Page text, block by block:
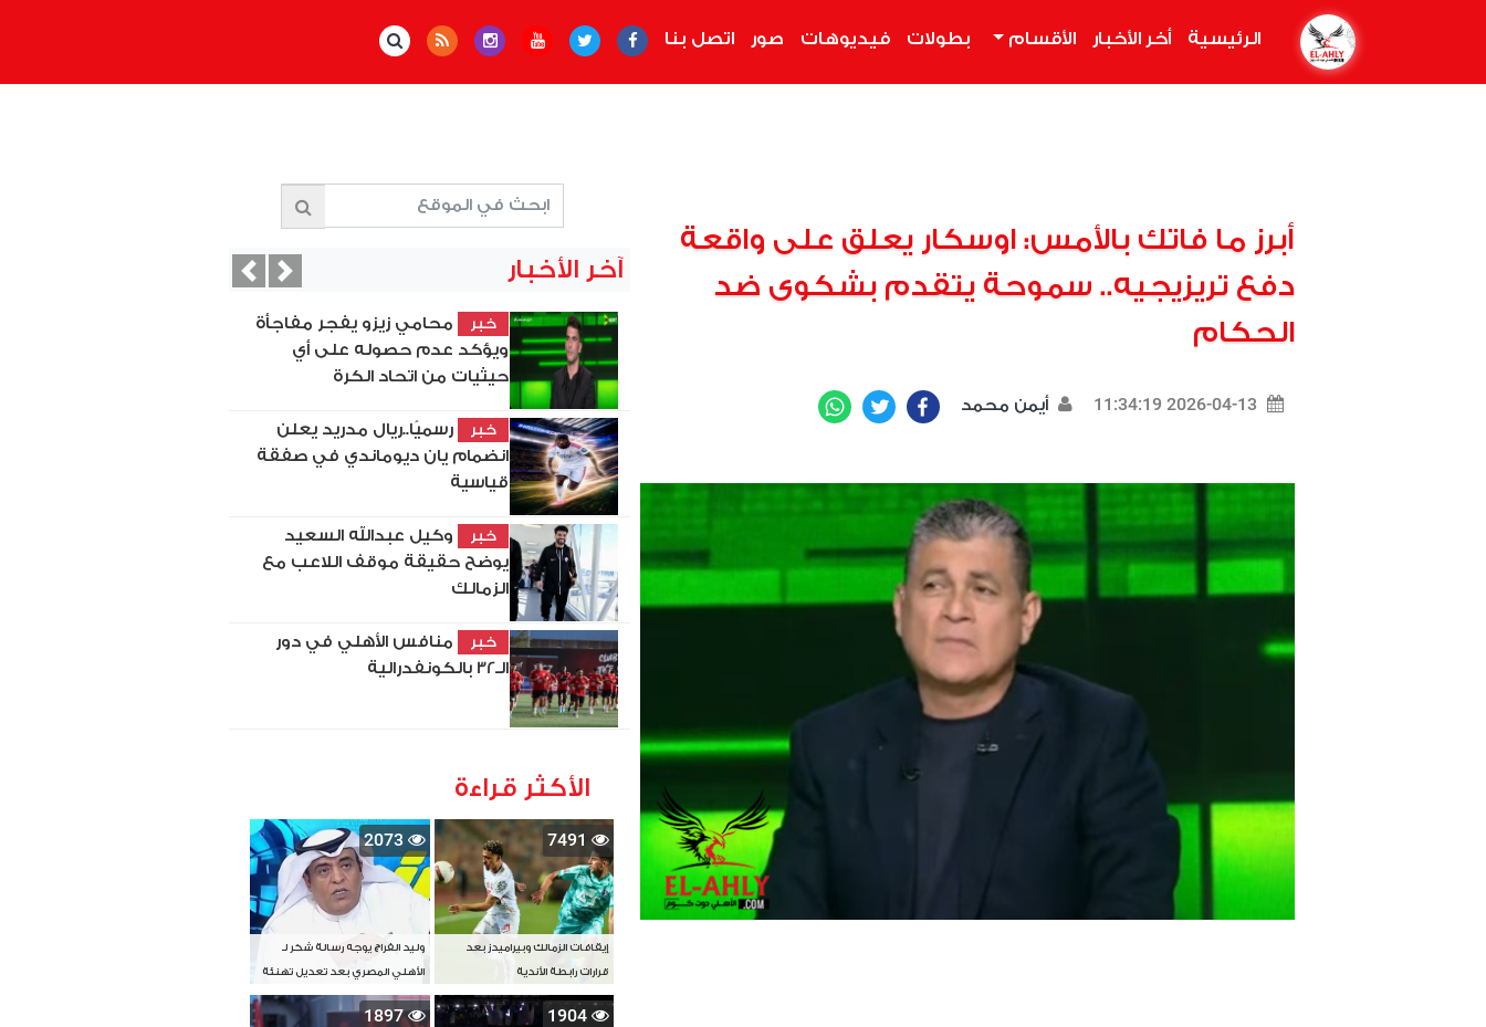
الرئيسية أخر الأخبار الأقسام بطولات فيديوهات صور اتصل بنا
أبرز ما فاتك بالأمس: اوسكار يعلق على واقعة
دفع تريزيجيه.. سموحة يتقدم بشكوى ضد
الحكام
2026-04-13 11:34:19 أيمن محمد Facebook
Twitter
آخر الأخبار
خبر
محامي زيزو يفجر مفاجأة
ويؤكد عدم حصوله على أي
حيثيات من اتحاد الكرة
خبر
رسميًا..ريال مدريد يعلن
انضمام يان ديوماندي في صفقة
قياسية
خبر
وكيل عبدالله السعيد
يوضح حقيقة موقف اللاعب مع
الزمالك
خبر
منافس الأهلي في دور
الـ32 بالكونفدرالية
PreviousNext
الأكثر قراءة
7491
إيقافات الزمالك وبيراميدز بعد
قرارات رابطة الأندية
2073
وليد الفراج يوجه رسالة شكر لـ
الأهلي المصري بعد تعديل تهنئة
بطل آسيا
1904
1897